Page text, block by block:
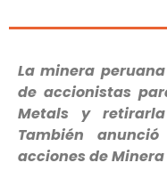
La minera
de accionistas
Metals y
También
acciones de Minera